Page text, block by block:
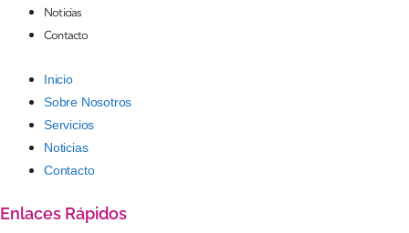
Noticias
Contacto
Inicio
Sobre Nosotros
Servicios
Noticias
Contacto
Enlaces Rápidos